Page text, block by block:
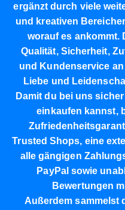
ergänzt durch viele
und kreativen
worauf es ankommt.
Qualität, Sicherheit,
und Kundenservice
Liebe und
Damit du bei uns
einkaufen kannst,
Trusted Shops, eine
alle gängigen
PayPal sowie
Bewertungen
Außerdem sammelst